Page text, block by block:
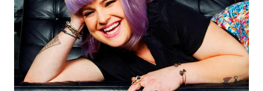
WN
KALTENG
WN
KALTARA